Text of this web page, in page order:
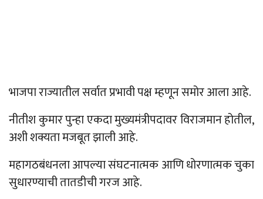
भाजपा राज्यातील सर्वात प्रभावी पक्ष म्हणून समोर आला आहे.
नीतीश कुमार पुन्हा एकदा मुख्यमंत्रीपदावर विराजमान होतील,
अशी शक्यता मजबूत झाली आहे.
महागठबंधनला आपल्या संघटनात्मक आणि धोरणात्मक चुका
सुधारण्याची तातडीची गरज आहे.